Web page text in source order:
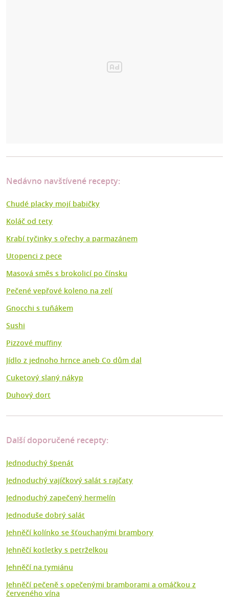
Nedávno navštívené recepty:
Chudé placky mojí babičky
Koláč od tety
Krabí tyčinky s ořechy a parmazánem
Utopenci z pece
Masová směs s brokolicí po čínsku
Pečené vepřové koleno na zelí
Gnocchi s tuňákem
Sushi
Pizzové muffiny
Jídlo z jednoho hrnce aneb Co dům dal
Cuketový slaný nákyp
Duhový dort
Další doporučené recepty:
Jednoduchý špenát
Jednoduchý vajíčkový salát s rajčaty
Jednoduchý zapečený hermelín
Jednoduše dobrý salát
Jehněčí kolínko se šťouchanými brambory
Jehněčí kotletky s petrželkou
Jehněčí na tymiánu
Jehněčí pečeně s opečenými bramborami a omáčkou z
červeného vína